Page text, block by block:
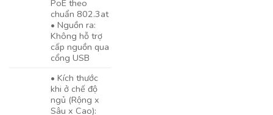
PoE theo
chuẩn 802.3at
• Nguồn ra:
Không hỗ trợ
cấp nguồn qua
cổng USB
• Kích thước
khi ở chế độ
ngủ (Rộng x
Sâu x Cao):